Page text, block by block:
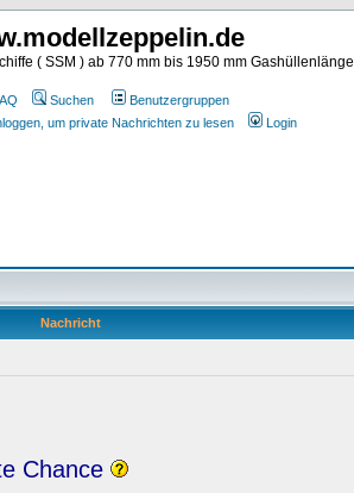
( SSM ) ab 770 mm bis 1950 mm Gashüllenlänge
Suchen
Benutzergruppen
um private Nachrichten zu lesen Login
Nachricht
Chance